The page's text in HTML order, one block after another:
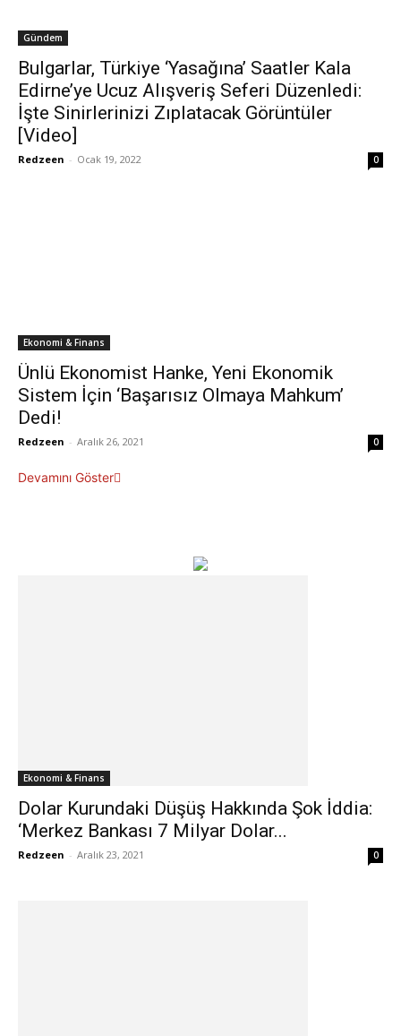
Gündem
Bulgarlar, Türkiye ‘Yasağına’ Saatler Kala
Edirne’ye Ucuz Alışveriş Seferi Düzenledi:
İşte Sinirlerinizi Zıplatacak Görüntüler
[Video]
Redzeen - Ocak 19, 2022 0
Ekonomi & Finans
Ünlü Ekonomist Hanke, Yeni Ekonomik
Sistem İçin ‘Başarısız Olmaya Mahkum’
Dedi!
Redzeen - Aralık 26, 2021 0
Devamını Göster
Ekonomi & Finans
Dolar Kurundaki Düşüş Hakkında Şok İddia:
‘Merkez Bankası 7 Milyar Dolar...
Redzeen - Aralık 23, 2021 0